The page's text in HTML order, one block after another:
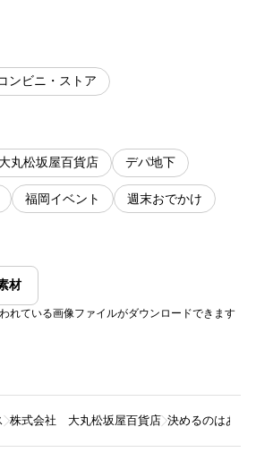
ンビニ・ストア
大丸松坂屋百貨店 デパ地下
福岡イベント 週末おでかけ
材
れている画像ファイルがダウンロードできます
株式会社 大丸松坂屋百貨店 決めるのはあな